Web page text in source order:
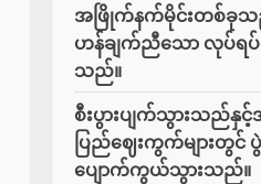
အဖြိုက်နက်မိုင်းတစ်ခုသ
ဟန်ချက်ညီသော လုပ်
သည်။
စီးပွားပျက်သွားသည်နှင့်အ
ပြည်ဈေးကွက်များတွင်
ပျောက်ကွယ်သွားသည်။